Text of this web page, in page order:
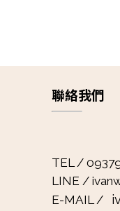
聯絡我們
TEL /
LINE /
E-MAIL /